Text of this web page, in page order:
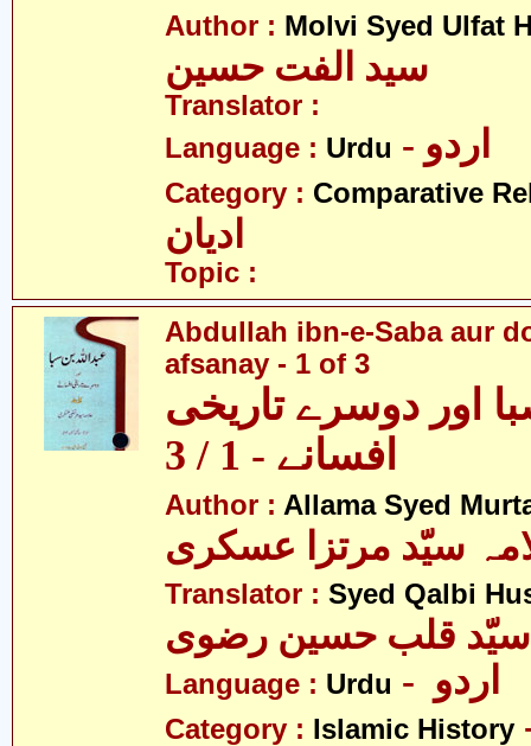
Author : Molvi Syed Ulfat
سید الفت حسین
Translator :
Language : Urdu - اردو
Category : Comparative
ادیان
Topic :
Abdullah ibn-e-Saba aur
afsanay - 1 of 3
اور دوسرے تاریخی
افسانے - 1 / 3
Author : Allama Syed
سیّد مرتزا عسکری
Translator : Syed Qalbi
Language : Urdu
Category : Islamic History